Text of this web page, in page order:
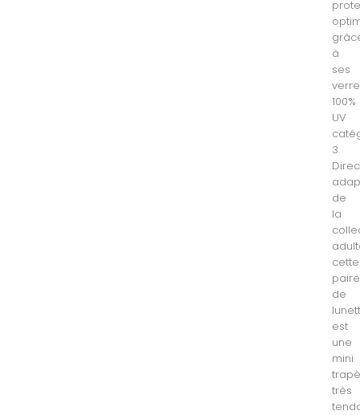
à
ses
100%
UV
3.
de
la
cette
paire
de
est
une
mini
très